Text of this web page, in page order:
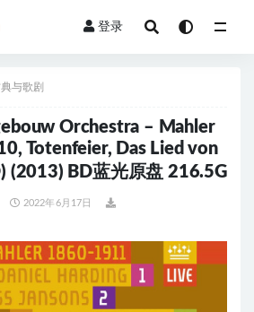
登录
与歌剧
Orchestra – Mahler
Totenfeier, Das Lied von
(2013) BD蓝光原盘 216.5G
2022年6月17日